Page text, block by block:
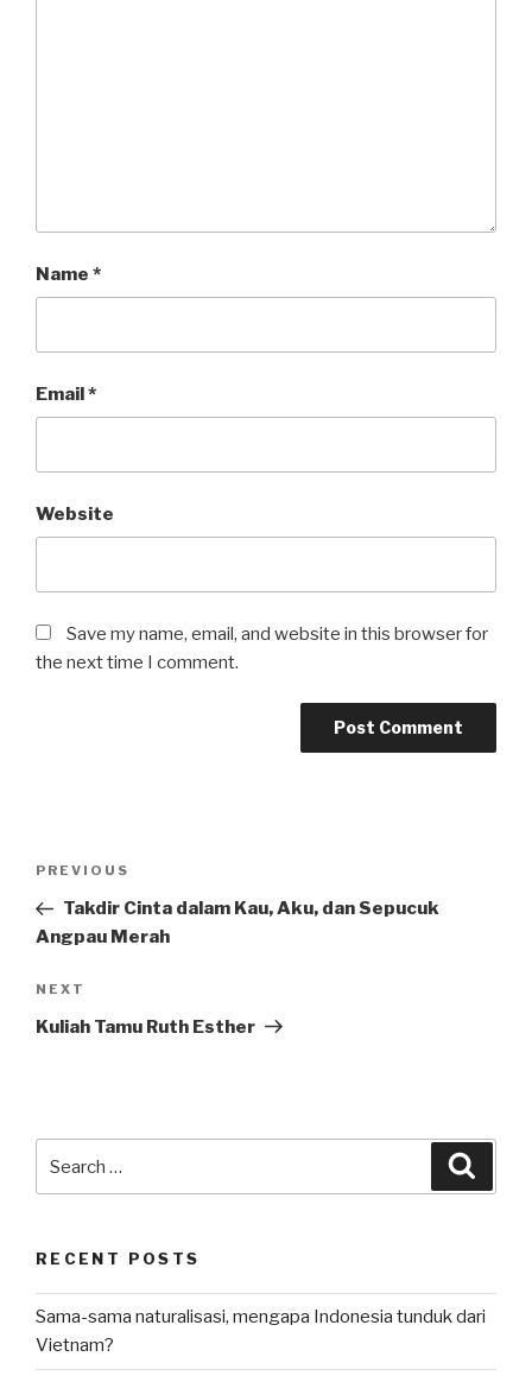
Name *
Email*
Website
Save my name, email, and website in this browser for
the next time I comment.
Previous
Post
PREVIOUS
Takdir Cinta dalam Kau, Aku, dan Sepucuk
Angpau Merah
Next
Post
NEXT
Kuliah Tamu Ruth Esther
for:
RECENT POSTS
Sama-sama naturalisasi, mengapa Indonesia tunduk dari
Vietnam?